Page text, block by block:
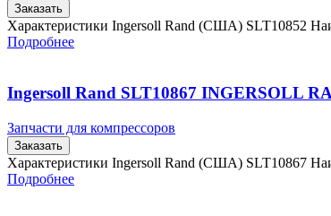
Заказать
Характеристики Ingersoll Rand (США) SLT10852
Подробнее
Ingersoll Rand SLT10867 INGERSOLL
Запчасти для компрессоров
Заказать
Характеристики Ingersoll Rand (США) SLT10867
Подробнее